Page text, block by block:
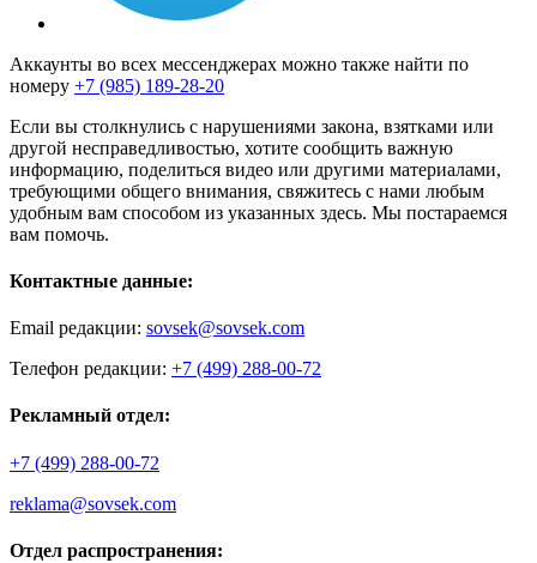
Аккаунты во всех мессенджерах можно также найти по
номеру +7 (985) 189-28-20
Если вы столкнулись с нарушениями закона, взятками или
другой несправедливостью, хотите сообщить важную
информацию, поделиться видео или другими материалами,
требующими общего внимания, свяжитесь с нами любым
удобным вам способом из указанных здесь. Мы постараемся
вам помочь.
Контактные данные:
Email редакции: sovsek@sovsek.com
Телефон редакции: +7 (499) 288-00-72
Рекламный отдел:
+7 (499) 288-00-72
reklama@sovsek.com
Отдел распространения: